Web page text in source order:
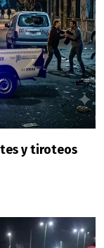
y tiroteos